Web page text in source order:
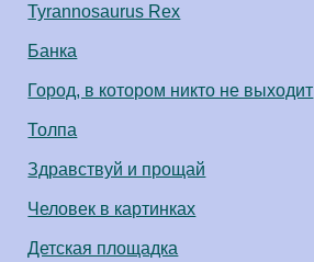
Tyrannosaurus Rex
Банка
Город, в котором никто не выходит
Толпа
Здравствуй и прощай
Человек в картинках
Детская площадка